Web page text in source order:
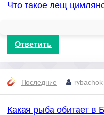
Что такое лещ
Ответить
Последние rybachok
Какая рыба обитает в